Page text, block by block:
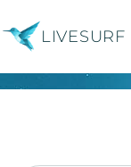
LIVESURF